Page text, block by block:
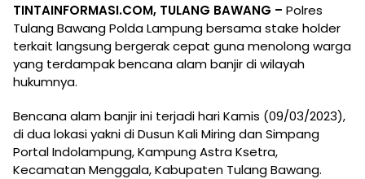
TINTAINFORMASI.COM, TULANG BAWANG – Polres
Tulang Bawang Polda Lampung bersama stake holder
terkait langsung bergerak cepat guna menolong warga
yang terdampak bencana alam banjir di wilayah
hukumnya.
Bencana alam banjir ini terjadi hari Kamis (09/03/2023),
di dua lokasi yakni di Dusun Kali Miring dan Simpang
Portal Indolampung, Kampung Astra Ksetra,
Kecamatan Menggala, Kabupaten Tulang Bawang.